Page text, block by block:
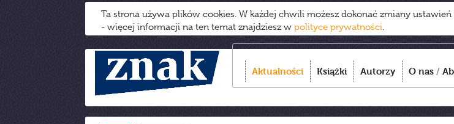
Ta strona używa plików cookies. W każdej chwili możesz dokonać zmiany
- więcej informacji na ten temat znajdziesz w polityce prywatności.
Aktualności Książki Autorzy O nas /